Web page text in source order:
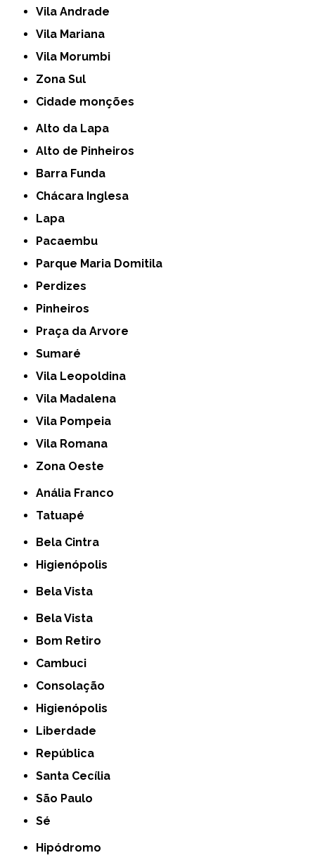
Vila Andrade
Vila Mariana
Vila Morumbi
Zona Sul
cidade monções
Alto da Lapa
Alto de Pinheiros
Barra Funda
Chácara Inglesa
Lapa
Pacaembu
Parque Maria Domitila
Perdizes
Pinheiros
Praça da Arvore
Sumaré
Vila Leopoldina
Vila Madalena
Vila Pompeia
Vila Romana
Zona Oeste
Anália Franco
Tatuapé
Bela Cintra
Higienópolis
Bela Vista
Bela Vista
Bom Retiro
Cambuci
Consolação
Higienópolis
Liberdade
República
Santa Cecília
São Paulo
Sé
Hipódromo